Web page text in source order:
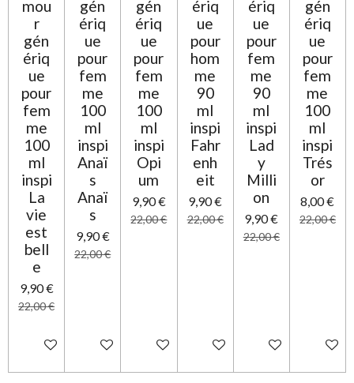
mou
r
gén
ériq
ue
pour
fem
me
100
ml
inspi
La
vie
est
bell
e
9,90 €
22,00 €
Ajouter au panier
gén
ériq
ue
pour
fem
me
100
ml
inspi
Anaï
s
Anaï
s
9,90 €
22,00 €
Ajouter au panier
gén
ériq
ue
pour
fem
me
100
ml
inspi
Opi
um
9,90 €
22,00 €
Ajouter au panier
ériq
ue
pour
hom
me
90
ml
inspi
Fahr
enh
eit
9,90 €
22,00 €
Ajouter au panier
ériq
ue
pour
fem
me
90
ml
inspi
Lad
y
Milli
on
9,90 €
22,00 €
Ajouter au panier
gén
ériq
ue
pour
fem
me
100
ml
inspi
Trés
or
8,00 €
22,00 €
Ajouter